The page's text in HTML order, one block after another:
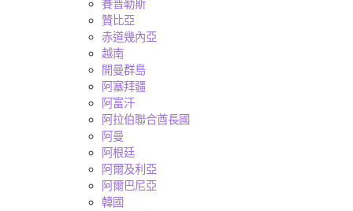
賽普勒斯
贊比亞
赤道幾內亞
越南
開曼群島
阿塞拜疆
阿富汗
阿拉伯聯合酋長國
阿曼
阿根廷
阿爾及利亞
阿爾巴尼亞
韓國